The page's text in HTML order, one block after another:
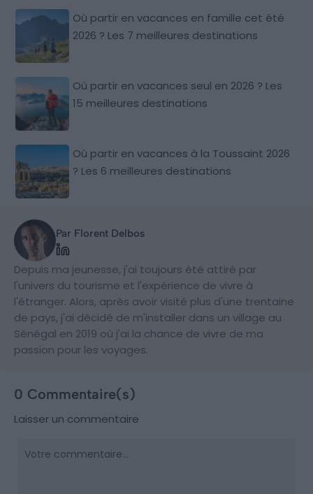
Où partir en vacances en famille cet été
2026 ? Les 7 meilleures destinations
Où partir en vacances seul en 2026 ? Les
15 meilleures destinations
Où partir en vacances à la Toussaint 2026
? Les 6 meilleures destinations
Par Florent Delbos
Depuis ma jeunesse, j'ai toujours été attiré par
l'univers du tourisme et l'expérience de vivre à
l'étranger. Alors, après avoir visité plus d'une trentaine
de pays, j'ai décidé de m'installer dans un village au
Sénégal en 2019 où j'ai la chance de vivre de ma
passion pour les voyages.
0 Commentaire(s)
Laisser un commentaire